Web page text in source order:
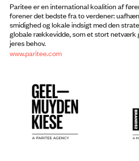
Paritee er en international koalition af
forener det bedste fra to verdener:
smidighed og lokale indsigt med den
globale rækkevidde, som et stort netværk
jeres behov.
www.paritee.com